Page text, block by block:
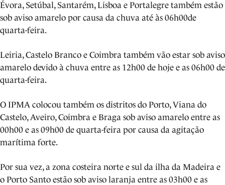
Évora, Setúbal, Santarém, Lisboa e Portalegre também estão
sob aviso amarelo por causa da chuva até às 06h00de
quarta-feira.
Leiria, Castelo Branco e Coimbra também vão estar sob aviso
amarelo devido à chuva entre as 12h00 de hoje e as 06h00 de
quarta-feira.
O IPMA colocou também os distritos do Porto, Viana do
Castelo, Aveiro, Coimbra e Braga sob aviso amarelo entre as
00h00 e as 09h00 de quarta-feira por causa da agitação
marítima forte.
Por sua vez, a zona costeira norte e sul da ilha da Madeira e
o Porto Santo estão sob aviso laranja entre as 03h00 e as